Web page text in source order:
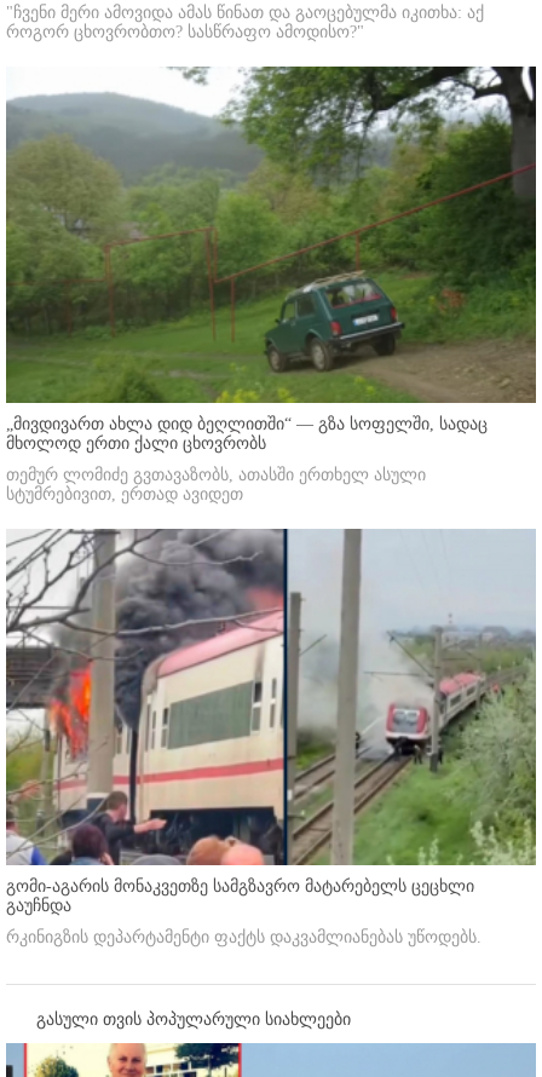
"ჩვენი მერი ამოვიდა ამას წინათ და გაოცებულმა იკითხა: აქ
როგორ ცხოვრობთო? სასწრაფო ამოდისო?"
„მივდივართ ახლა დიდ ბეღლითში“ — გზა სოფელში, სადაც
მხოლოდ ერთი ქალი ცხოვრობს
თემურ ლომიძე გვთავაზობს, ათასში ერთხელ ასული
სტუმრებივით, ერთად ავიდეთ
გომი-აგარის მონაკვეთზე სამგზავრო მატარებელს ცეცხლი
გაუჩნდა
რკინიგზის დეპარტამენტი ფაქტს დაკვამლიანებას უწოდებს.
გასული თვის პოპულარული სიახლეები